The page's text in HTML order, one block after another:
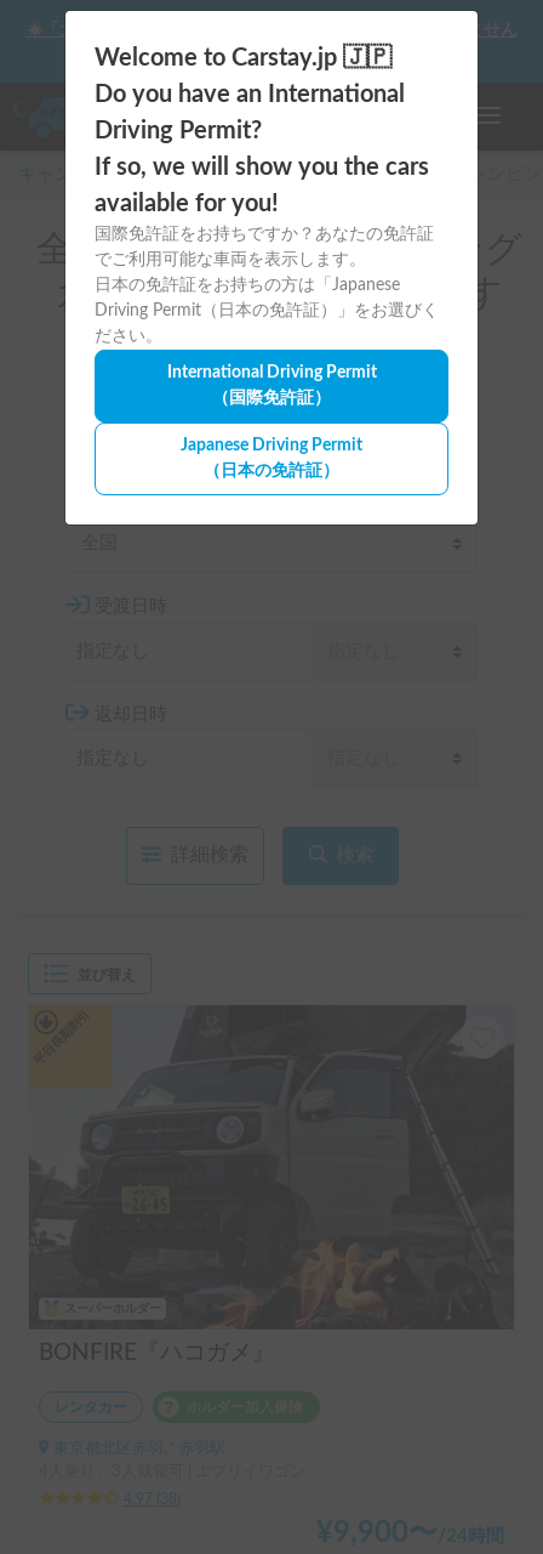
Welcome to Carstay.jp 🇯🇵
Do you have an International
Driving Permit?
If so, we will show you the cars
available for you!
国際免許証をお持ちですか？あなたの免許証
でご利用可能な車両を表示します。
日本の免許証をお持ちの方は「Japanese
Driving Permit（日本の免許証）」をお選びく
ださい。
International Driving Permit
（国際免許証）
Japanese Driving Permit
（日本の免許証）
☀️「大曲の花火」をキャンピングカーで最高の思い出にしません
か？
キャンピングカー・車中泊スポット予約はCarstay
全国のレンタルキャンピング
カー（ソロキャンにおすす
場所
検索
BONFIRE『ハコガメ』
レンタカー
東京都北区赤羽, ' 赤羽駅
4.97
38
¥9,900〜 /24時間